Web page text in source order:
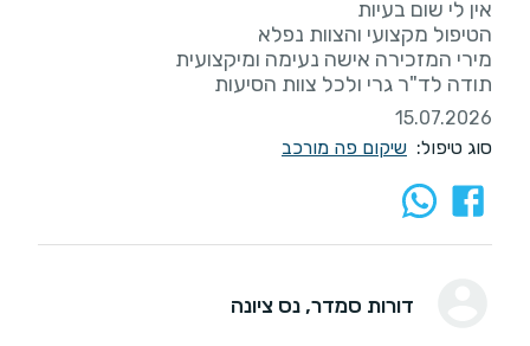
תודה לד"ר גרי ולכל צוות הסיעות
15.07.2026
סוג טיפול: שיקום פה מורכב
דורות סמדר, נס ציונה